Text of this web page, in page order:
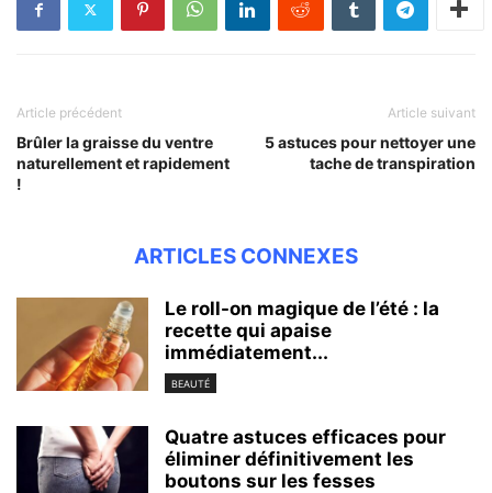
Article précédent
Brûler la graisse du ventre
naturellement et rapidement
!
Article suivant
5 astuces pour nettoyer une
tache de transpiration
ARTICLES CONNEXES
Le roll-on magique de l’été : la
recette qui apaise
immédiatement...
BEAUTÉ
Quatre astuces efficaces pour
éliminer définitivement les
boutons sur les fesses